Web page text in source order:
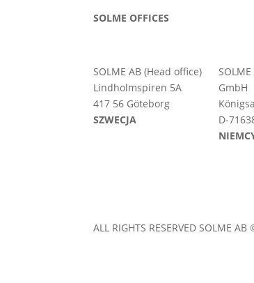
SOLME OFFICES
SOLME AB (Head office)
Lindholmspiren 5A
417 56 Göteborg
SZWECJA
SOLME
GmbH
D-
ALL RIGHTS RESERVED SOLME